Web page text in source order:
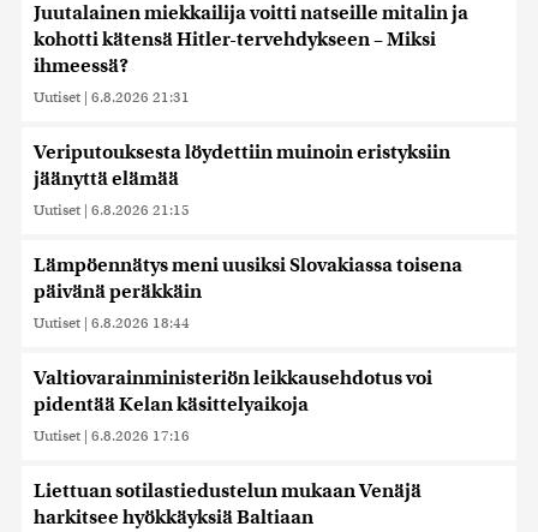
Juutalainen miekkailija voitti natseille mitalin ja
kohotti kätensä Hitler-tervehdykseen – Miksi
ihmeessä?
Uutiset | 6.8.2026 21:31
Veriputouksesta löydettiin muinoin eristyksiin
jäänyttä elämää
Uutiset | 6.8.2026 21:15
Lämpöennätys meni uusiksi Slovakiassa toisena
päivänä peräkkäin
Uutiset | 6.8.2026 18:44
Valtiovarainministeriön leikkausehdotus voi
pidentää Kelan käsittelyaikoja
Uutiset | 6.8.2026 17:16
Liettuan sotilastiedustelun mukaan Venäjä
harkitsee hyökkäyksiä Baltiaan